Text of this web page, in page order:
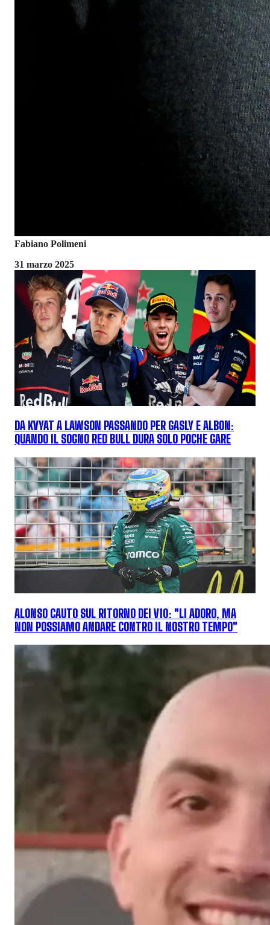
Fabiano Polimeni
31 marzo 2025
DA KVYAT A LAWSON PASSANDO PER GASLY E ALBON:
QUANDO IL SOGNO RED BULL DURA SOLO POCHE GARE
ALONSO CAUTO SUL RITORNO DEI V10: "LI ADORO, MA
NON POSSIAMO ANDARE CONTRO IL NOSTRO TEMPO"